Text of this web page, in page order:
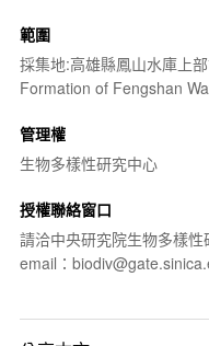
範圍
採集地:高雄縣鳳山水庫上
Formation of Fengshan
管理權
生物多樣性研究中心
授權聯絡窗口
請洽中央研究院生物多樣性
email：